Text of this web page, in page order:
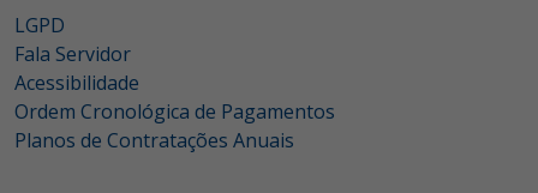
LGPD
Fala Servidor
Acessibilidade
Ordem Cronológica de Pagamentos
Planos de Contratações Anuais